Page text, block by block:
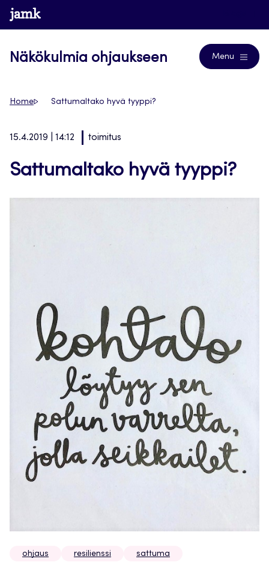
Siirry
suoraan
www.jamk.fi
Näkökulmia ohjaukseen Menu
Home Sattumaltako hyvä tyyppi?
15.4.2019 | 14:12 toimitus
Sattumaltako hyvä tyyppi?
ohjaus resilienssi sattuma